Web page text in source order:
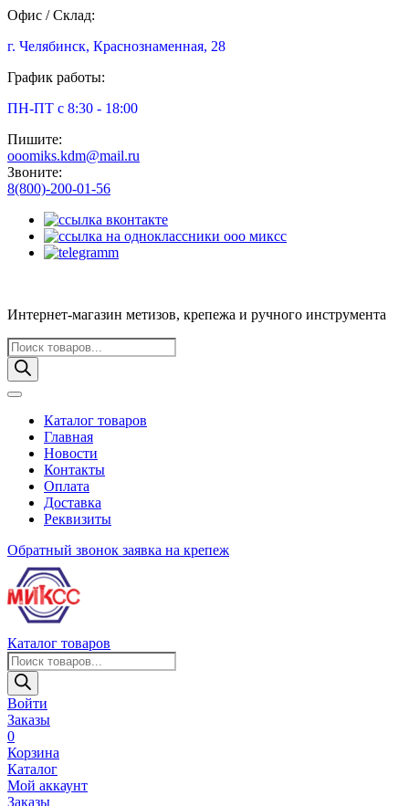
Офис / Склад:
г. Челябинск, Краснознаменная, 28
График работы:
ПН-ПТ с 8:30 - 18:00
Пишите:
ooomiks.kdm@mail.ru
Звоните:
8(800)-200-01-56
Интернет-магазин метизов, крепежа и ручного инструмента
Поиск
товаров
Каталог товаров
Главная
Новости
Контакты
Оплата
Доставка
Реквизиты
Обратный звонок заявка на крепеж
Каталог товаров
Поиск
товаров
Войти
Заказы
0
Корзина
Каталог
Мой аккаунт
Заказы